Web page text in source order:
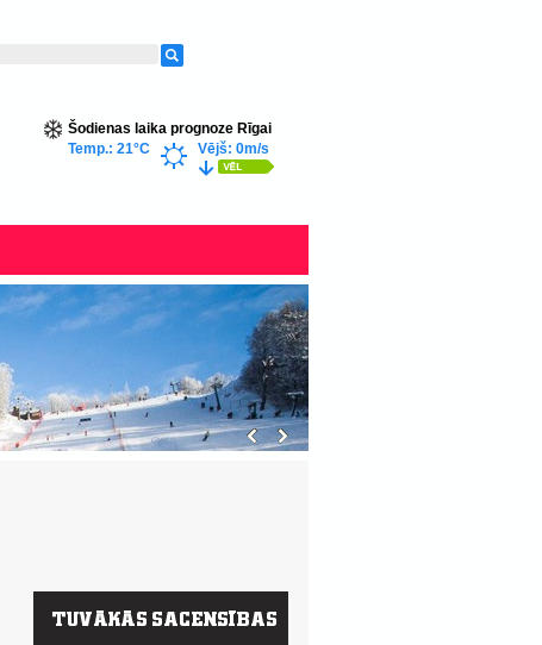
Šodienas laika prognoze Rīgai
Temp.: 21°C
Vējš: 0m/s